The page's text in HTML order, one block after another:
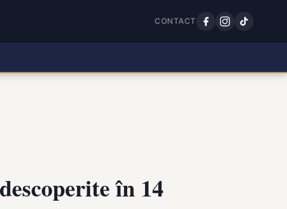
CONTACT
în 14